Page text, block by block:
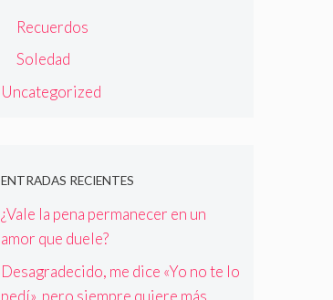
Recuerdos
Soledad
Uncategorized
ENTRADAS RECIENTES
¿Vale la pena permanecer en un
amor que duele?
Desagradecido, me dice «Yo no te lo
pedí», pero siempre quiere más